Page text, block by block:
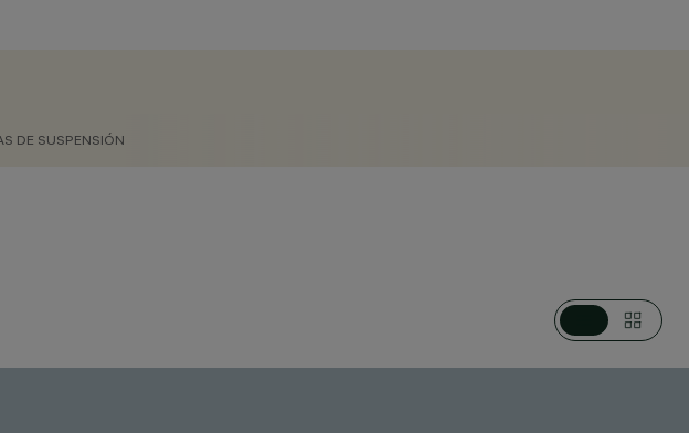
& EMPOTRABLES, LUMINARIAS DE SUSPENSIÓN, LUMINARIAS PARA
DE SUSPENSIÓN